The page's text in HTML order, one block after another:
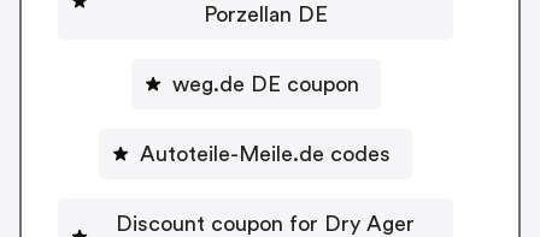
Porzellan DE
weg.de DE coupon
Autoteile-Meile.de codes
Discount coupon for Dry Ager